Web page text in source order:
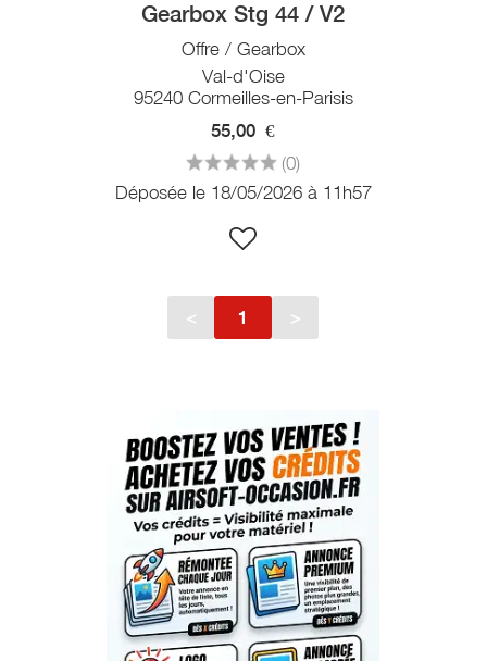
Gearbox Stg 44 / V2
Offre / Gearbox
Val-d'Oise
95240 Cormeilles-en-Parisis
55,00 €
(0)
Déposée le 18/05/2026 à 11h57
< 1 >